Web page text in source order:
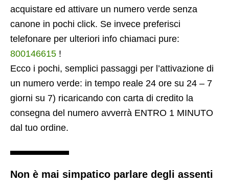
acquistare ed attivare un numero verde senza
canone in pochi click. Se invece preferisci
telefonare per ulteriori info chiamaci pure:
800146615 !
Ecco i pochi, semplici passaggi per l’attivazione di
un numero verde: in tempo reale 24 ore su 24 – 7
giorni su 7) ricaricando con carta di credito la
consegna del numero avverrà ENTRO 1 MINUTO
dal tuo ordine.
Non è mai simpatico parlare degli assenti